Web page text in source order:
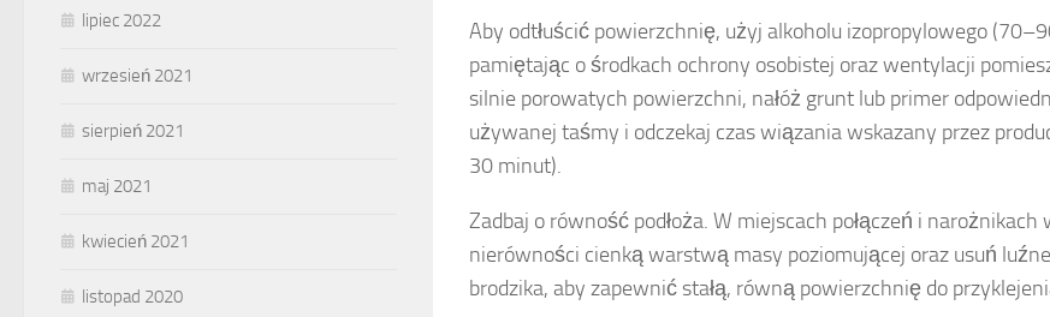
Aby odtłuścić powierzchnię, użyj alkoholu izopropylowego
pamiętając o środkach ochrony osobistej oraz wentylacji
silnie porowatych powierzchni, nałóż grunt lub primer
używanej taśmy i odczekaj czas wiązania wskazany przez
30 minut).
Zadbaj o równość podłoża. W miejscach połączeń i
nierówności cienką warstwą masy poziomującej oraz usuń
brodzika, aby zapewnić stałą, równą powierzchnię do
lipiec 2022
wrzesień 2021
sierpień 2021
maj 2021
kwiecień 2021
listopad 2020